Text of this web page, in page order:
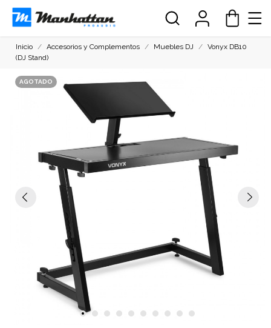
Inicio Accesorios y Complementos Muebles DJ
Vonyx DB10
(DJ Stand)
AGOTADO